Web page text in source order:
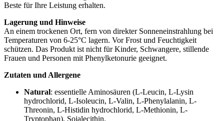
Beste für Ihre Leistung erhalten.
Lagerung und Hinweise
An einem trockenen Ort, fern von direkter Sonneneinstrahlung bei
Temperaturen von 6-25°C lagern. Vor Frost und Feuchtigkeit
schützen. Das Produkt ist nicht für Kinder, Schwangere, stillende
Frauen und Personen mit Phenylketonurie geeignet.
Zutaten und Allergene
Natural: essentielle Aminosäuren (L-Leucin, L-Lysin
hydrochlorid, L-Isoleucin, L-Valin, L-Phenylalanin, L-
Threonin, L-Histidin hydrochlorid, L-Methionin, L-
Tryptophan), Sojalecithin.